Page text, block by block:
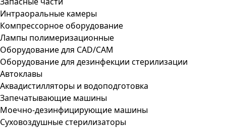
Интраоральные камеры
Компрессорное оборудование
Лампы полимеризационные
Оборудование для CAD/CAM
Оборудование для дезинфекции стерилизации
Автоклавы
Аквадистилляторы и водоподготовка
Запечатывающие машины
Моечно-дезинфицирующие машины
Суховоздушные стерилизаторы